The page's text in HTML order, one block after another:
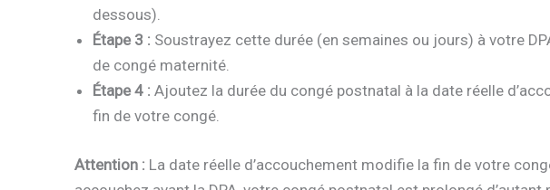
dessous).
Étape 3 : Soustrayez cette durée (en semaines ou jours) à votre
de congé maternité.
Étape 4 : Ajoutez la durée du congé postnatal à la date réelle
fin de votre congé.
Attention : La date réelle d’accouchement modifie la fin de votre